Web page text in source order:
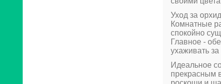
Уход за
Комнатные
спокойно
Главное -
ухаживать
Идеальное
прекрасным